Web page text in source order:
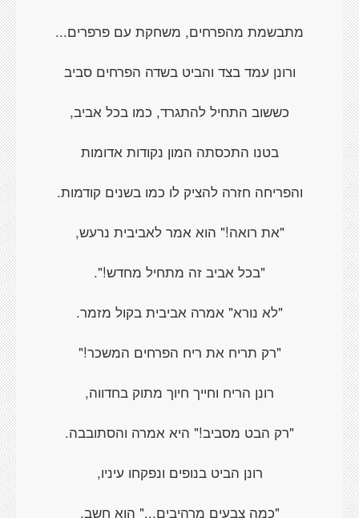
מתבשמת מהפרחים, משחקת עם פרפרים...
ורונן עמד בצד והביט בשדה הפרחים סביב
כששוב התחיל להתגרד, כמו בכל אביב,
בטנו התכסתה המון נקודות אדומות
והפריחה חזרה להציק לו כמו בשנים קודמות.
"את רואה!" הוא אמר לאביבית נרעש,
"בכל אביב זה מתחיל מחדש!".
"לא נורא" אמרה אביבית בקול מזמר.
"רק תריח את ריח הפרחים המשכר!"
רונן הריח וחייך חיוך מתוק בחדווה,
"רק הבט מסביב!" היא אמרה והסתובבה.
רונן הביט בנופים ונפקחו עיניו,
"כמה צבעים מרהיבים..." הוא חשב.